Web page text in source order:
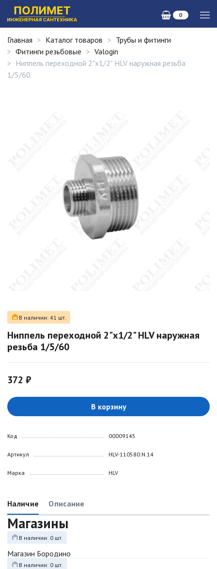
0
Главная Каталог товаров
Трубы и фитинги
Фитинги резьбовые
Valogin
Ниппель переходной 2"х1/2" HLV наружная резьба
1/5/60
В наличии: 41 шт.
Ниппель переходной 2"х1/2" HLV наружная
резьба 1/5/60
372 ₽
В корзину
Код
Артикул
Марка
00009145
HLV-110580.N.14
HLV
Наличие Описание
Магазины
В наличии: 0 шт.
Магазин Бородино
В наличии: 0 шт.